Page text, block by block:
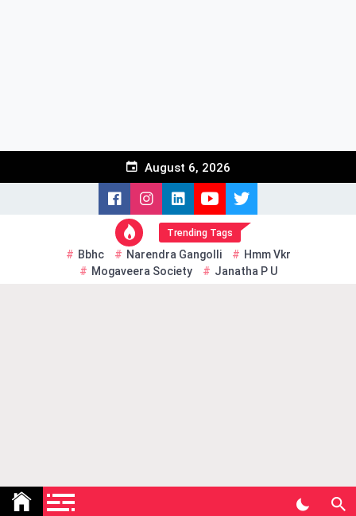
August 6, 2026
Trending Tags
Bbhc Narendra Gangolli
Hmm Vkr
Mogaveera Society
Janatha P U
Kunda Vahini – ಕುಂದ ವಾಹಿನಿ